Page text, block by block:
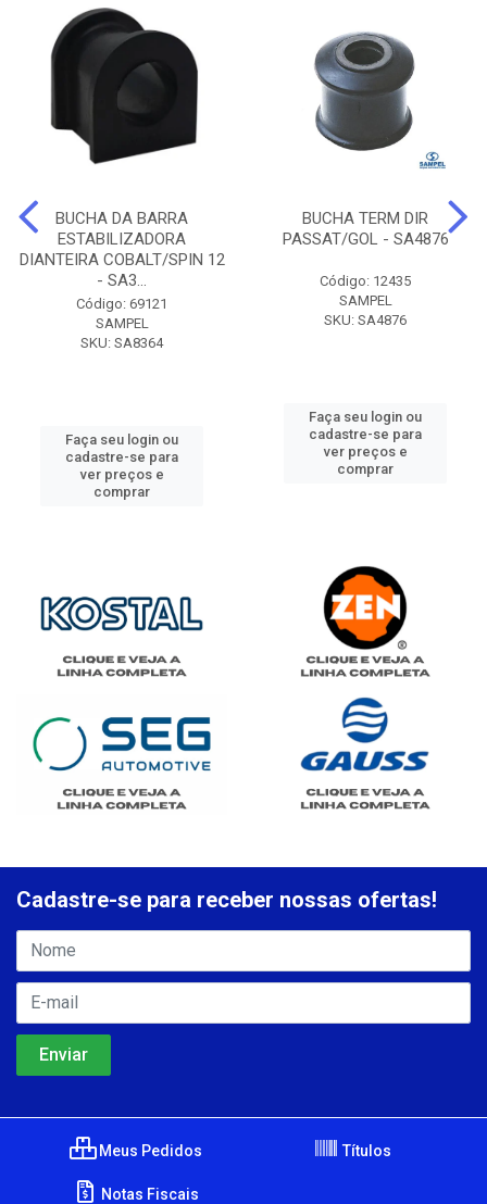
BUCHA DA BARRA
ESTABILIZADORA
DIANTEIRA COBALT/SPIN 12
- SA3...
Código: 69121
SAMPEL
SKU: SA8364
Faça seu login ou
cadastre-se para
ver preços e
comprar
BUCHA TERM DIR
PASSAT/GOL - SA4876
Código: 12435
SAMPEL
SKU: SA4876
Faça seu login ou
cadastre-se para
ver preços e
comprar
Cadastre-se para receber nossas ofertas!
Meus Pedidos Títulos
Notas Fiscais